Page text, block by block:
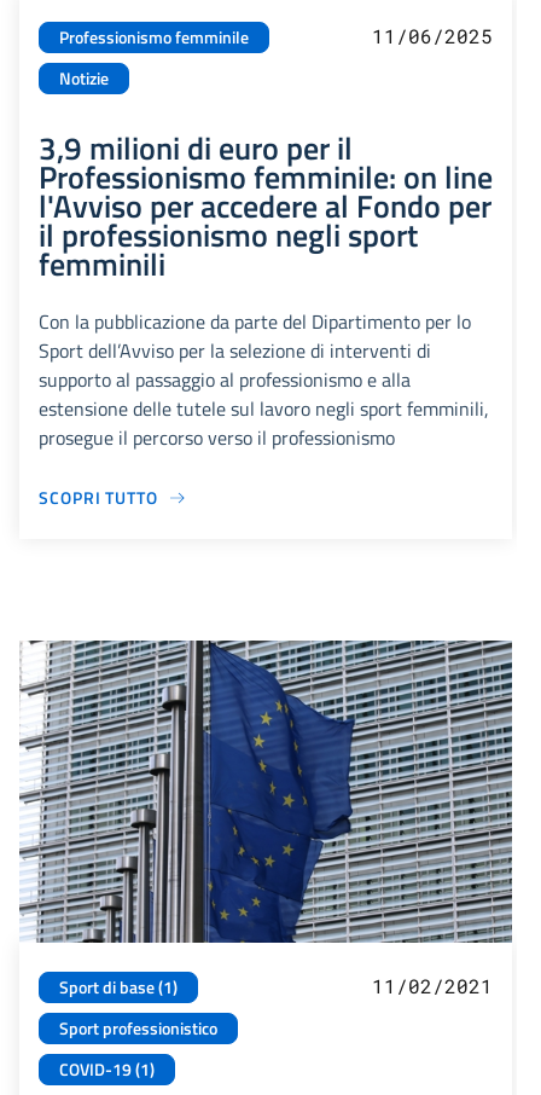
Professionismo femminile
Notizie
11/06/2025
3,9 milioni di euro per il
Professionismo femminile: on line
l'Avviso per accedere al Fondo per
il professionismo negli sport
femminili
Con la pubblicazione da parte del Dipartimento per lo
Sport dell’Avviso per la selezione di interventi di
supporto al passaggio al professionismo e alla
estensione delle tutele sul lavoro negli sport femminili,
prosegue il percorso verso il professionismo
SCOPRI TUTTO
Sport di base (1)
Sport professionistico
COVID-19 (1)
11/02/2021